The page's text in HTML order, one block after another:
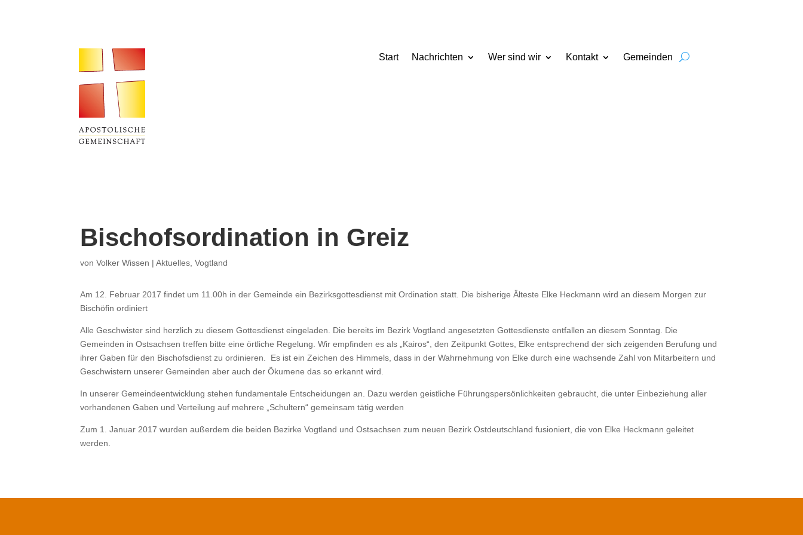
Start Nachrichten Wer sind wir Kontakt Gemeinden
Bischofsordination in Greiz
vonVolker Wissen |Aktuelles ,Vogtland
Am 12. Februar 2017 findet um 11.00h in der Gemeinde ein Bezirksgottesdienst mit Ordination statt. Die bisherige Älteste Elke Heckmann wird an diesem Morgen zur
Bischöfin ordiniert
Alle Geschwister sind herzlich zu diesem Gottesdienst eingeladen. Die bereits im Bezirk Vogtland angesetzten Gottesdienste entfallen an diesem Sonntag. Die
Gemeinden in Ostsachsen treffen bitte eine örtliche Regelung. Wir empfinden es als „Kairos“, den Zeitpunkt Gottes, Elke entsprechend der sich zeigenden Berufung und
ihrer Gaben für den Bischofsdienst zu ordinieren. Es ist ein Zeichen des Himmels, dass in der Wahrnehmung von Elke durch eine wachsende Zahl von Mitarbeitern und
Geschwistern unserer Gemeinden aber auch der Ökumene das so erkannt wird.
In unserer Gemeindeentwicklung stehen fundamentale Entscheidungen an. Dazu werden geistliche Führungspersönlichkeiten gebraucht, die unter Einbeziehung aller
vorhandenen Gaben und Verteilung auf mehrere „Schultern“ gemeinsam tätig werden
Zum 1. Januar 2017 wurden außerdem die beiden Bezirke Vogtland und Ostsachsen zum neuen Bezirk Ostdeutschland fusioniert, die von Elke Heckmann geleitet
werden.